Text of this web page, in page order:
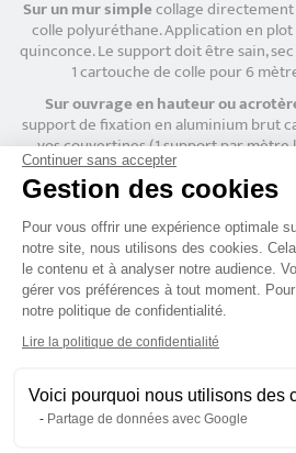
Sur un mur simplecollage
colle polyuréthane. Application en
quinconce. Le support doit être sain,
1 cartouche de colle pour 6
Sur ouvrage en hauteur ou
support de fixation en aluminium brut
vos couvertines (1 support par
Attention ! La pose de barrières,
les couvertines impose une
Les raccords et l’étanchéité entre
grâce auxéclisses
Les angles à 90° sont réalisés a l’aide
BESOIN D'AIDE POUR LA
Continuer sans accepter
Gestion des cookies
Plateforme de
Pour vous offrir une expérience optimale
notre site, nous utilisons des cookies.
le contenu et à analyser notre audience.
gérer vos préférences à tout moment.
notre politique de confidentialité.
Lire la politique de confidentialité
Voici pourquoi nous utilisons des
Partage de données avec Google
Axeptio consent